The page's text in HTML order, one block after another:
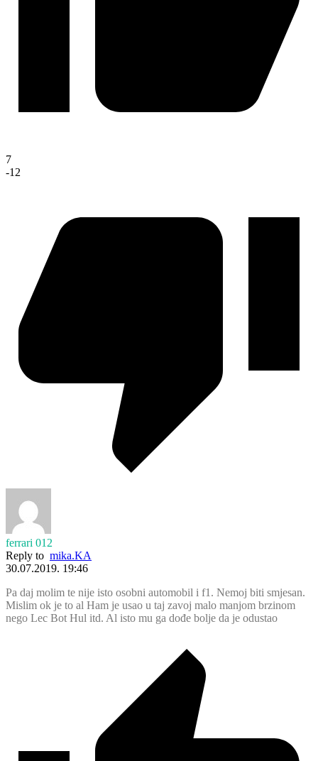
7
-12
ferrari 012
Reply to mika.KA
30.07.2019. 19:46
Pa daj molim te nije isto osobni automobil i f1. Nemoj biti smjesan.
Mislim ok je to al Ham je usao u taj zavoj malo manjom brzinom
nego Lec Bot Hul itd. Al isto mu ga dođe bolje da je odustao